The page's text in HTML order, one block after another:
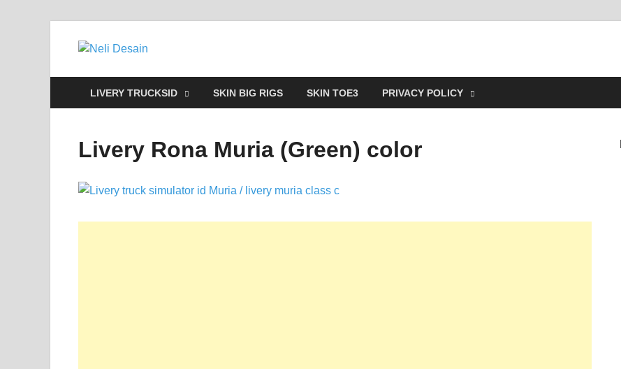
Neli Desain
LIVERY TRUCKSID SKIN BIG RIGS SKIN TOE3 PRIVACY POLICY
Livery Rona Muria (Green) color